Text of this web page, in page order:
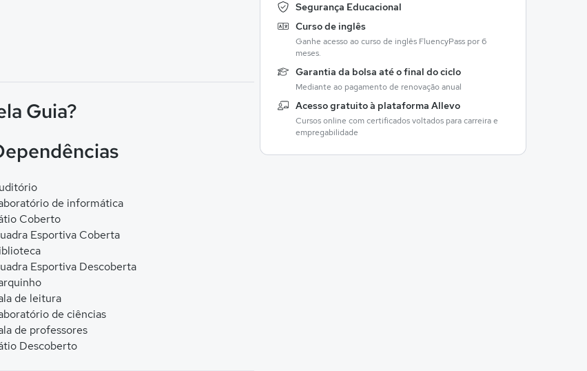
Segurança Educacional
Curso de inglês
Ganhe acesso ao curso de inglês FluencyPass por 6
meses.
Garantia da bolsa até o final do ciclo
Mediante ao pagamento de renovação anual
Acesso gratuito à plataforma Allevo
Cursos online com certificados voltados para carreira e
empregabilidade
Guia?
de informática
Coberto
Esportiva Coberta
Esportiva Descoberta
de leitura
de ciências
de professores
Descoberto